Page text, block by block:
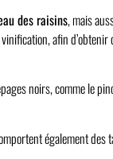
des raisins, mais
afin
noirs, comme le
également des